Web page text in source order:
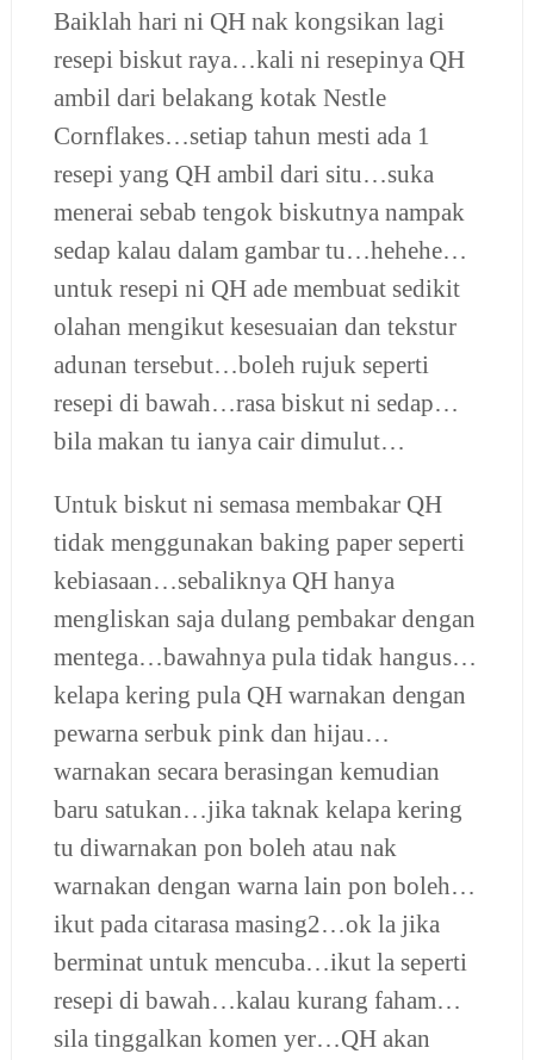
Baiklah hari ni QH nak kongsikan lagi
resepi biskut raya…kali ni resepinya QH
ambil dari belakang kotak Nestle
Cornflakes…setiap tahun mesti ada 1
resepi yang QH ambil dari situ…suka
menerai sebab tengok biskutnya nampak
sedap kalau dalam gambar tu…hehehe…
untuk resepi ni QH ade membuat sedikit
olahan mengikut kesesuaian dan tekstur
adunan tersebut…boleh rujuk seperti
resepi di bawah…rasa biskut ni sedap…
bila makan tu ianya cair dimulut…
Untuk biskut ni semasa membakar QH
tidak menggunakan baking paper seperti
kebiasaan…sebaliknya QH hanya
mengliskan saja dulang pembakar dengan
mentega…bawahnya pula tidak hangus…
kelapa kering pula QH warnakan dengan
pewarna serbuk pink dan hijau…
warnakan secara berasingan kemudian
baru satukan…jika taknak kelapa kering
tu diwarnakan pon boleh atau nak
warnakan dengan warna lain pon boleh…
ikut pada citarasa masing2…ok la jika
berminat untuk mencuba…ikut la seperti
resepi di bawah…kalau kurang faham…
sila tinggalkan komen yer…QH akan